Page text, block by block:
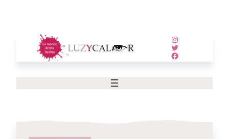
Instagram
Twitter
Facebook